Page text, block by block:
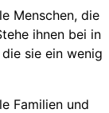
Menschen, die
ihnen bei in
sie ein wenig
Familien und